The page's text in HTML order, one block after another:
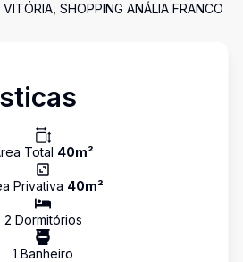
SHOPPING ANÁLIA FRANCO
Total 40m²
Privativa 40m²
2 Dormitórios
1 Banheiro